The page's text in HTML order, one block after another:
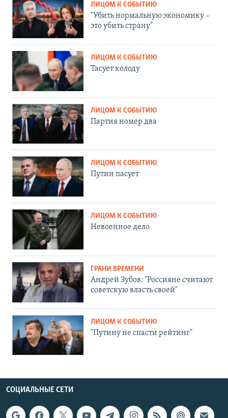
ЛИЦОМ К СОБЫТИЮ
"Убить нормальную экономику –
это убить страну"
ЛИЦОМ К СОБЫТИЮ
Тасует колоду
ЛИЦОМ К СОБЫТИЮ
Партия номер два
ЛИЦОМ К СОБЫТИЮ
Путин пасует
ЛИЦОМ К СОБЫТИЮ
Невоенное дело
ГРАНИ ВРЕМЕНИ
Андрей Зубов: "Россияне считают
советскую власть своей"
ЛИЦОМ К СОБЫТИЮ
"Путину не спасти рейтинг"
СОЦИАЛЬНЫЕ СЕТИ